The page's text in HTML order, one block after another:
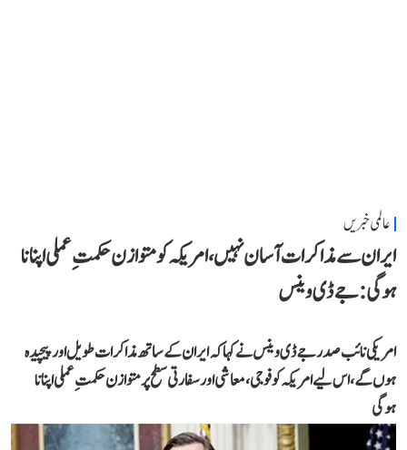
عالمی خبریں
ایران سے مذاکرات آسان نہیں، امریکہ کو متوازن حکمتِ عملی اپنانا
ہوگی: جے ڈی وینس
امریکی نائب صدر جے ڈی وینس نے کہا کہ ایران کے ساتھ مذاکرات طویل اور پیچیدہ
ہوں گے، اس لیے امریکہ کو فوجی، معاشی اور سفارتی سطح پر متوازن حکمتِ عملی اپنانا
ہوگی